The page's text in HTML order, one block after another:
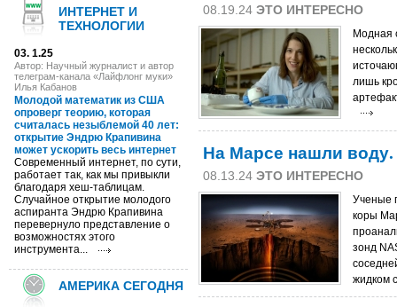
ИНТЕРНЕТ И
ТЕХНОЛОГИИ
03. 1.25
Автор: Научный журналист и автор
телеграм-канала «Лайфлонг муки»
Илья Кабанов
Молодой математик из США
опроверг теорию, которая
считалась незыблемой 40 лет:
открытие Эндрю Крапивина
может ускорить весь интернет
Современный интернет, по сути,
работает так, как мы привыкли
благодаря хеш-таблицам.
Случайное открытие молодого
аспиранта Эндрю Крапивина
перевернуло представление о
возможностях этого
инструмента...
АМЕРИКА СЕГОДНЯ
08.19.24 ЭТО ИНТЕРЕСНО
Модная
лишь
На Марсе нашли воду.
08.13.24 ЭТО ИНТЕРЕСНО
Ученые
коры
зонд
жидком